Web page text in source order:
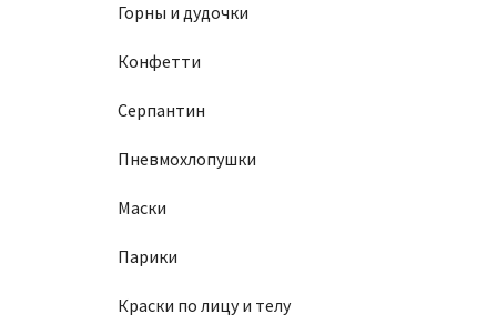
Горны и дудочки
Конфетти
Серпантин
Пневмохлопушки
Маски
Парики
Краски по лицу и телу